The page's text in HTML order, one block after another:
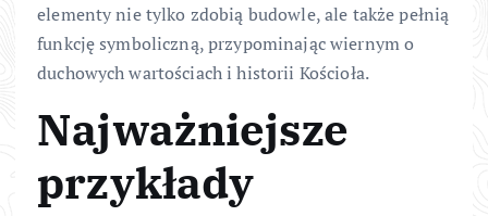
elementy nie tylko zdobią budowle, ale także pełnią
funkcję symboliczną, przypominając wiernym o
duchowych wartościach i historii Kościoła.
Najważniejsze
przykłady